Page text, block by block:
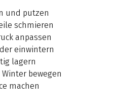
und putzen
schmieren
anpassen
einwintern
lagern
bewegen
machen